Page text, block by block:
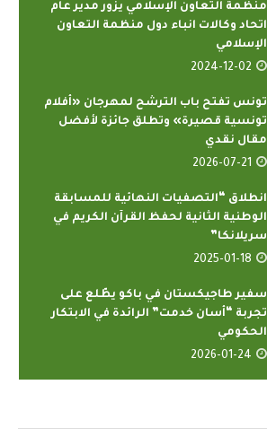
منظمة التعاون الإسلامي يزور مدير عام
اتحاد وكالات انباء دول منظمة التعاون
الإسلامي
2024-12-02
تونس تفتح باب الترشح لمهرجان «أفلام
تونسية قصيرة» وتطلق جائزة لأفضل
مقال نقدي
2026-07-21
انطلاق “التصفيات النهائية للمسابقة
الوطنية الثانية لحفظ القرآن الكريم في
سريلانكا”
2025-01-18
سفير طاجيكستان في باكو يطّلع على
تجربة “أسان خدمت” الرائدة في الابتكار
الحكومي
2026-01-24